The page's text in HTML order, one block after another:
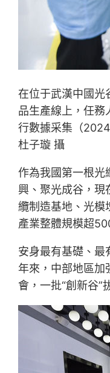
在位于武漢中國光
品生產線上，任務
行數據采集（
杜子璇 攝
作為我國第一根光
興、聚光成谷，現
纜制造基地、光模
產業整體規模超
安身最有基礎、最
年來，中部地區加
會，一批“創新谷”